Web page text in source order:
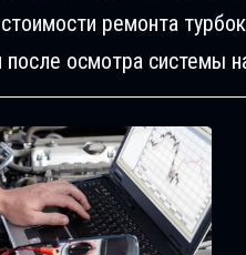
ремонта
после осмотра системы